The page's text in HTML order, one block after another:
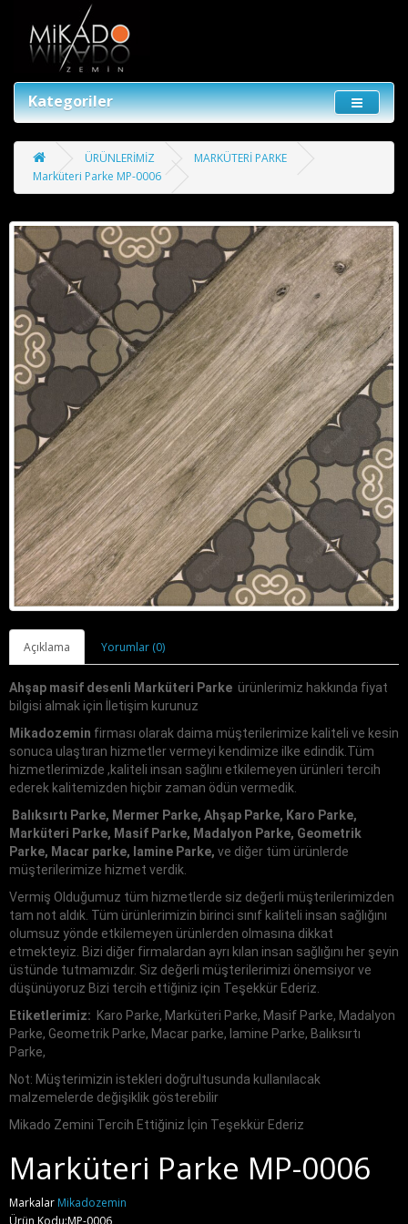
Kategoriler
ÜRÜNLERİMİZ
MARKÜTERİ PARKE
Marküteri Parke MP-0006
Açıklama Yorumlar (0)
Ahşap masif desenli Marküteri Parke ürünlerimiz hakkında fiyat
bilgisi almak için İletişim kurunuz
Mikadozemin firması olarak daima müşterilerimize kaliteli ve kesin
sonuca ulaştıran hizmetler vermeyi kendimize ilke edindik.Tüm
hizmetlerimizde ,kaliteli insan sağlını etkilemeyen ürünleri tercih
ederek kalitemizden hiçbir zaman ödün vermedik.
Balıksırtı Parke, Mermer Parke, Ahşap Parke, Karo Parke,
Marküteri Parke, Masif Parke, Madalyon Parke, Geometrik
Parke, Macar parke, lamine Parke, ve diğer tüm ürünlerde
müşterilerimize hizmet verdik.
Vermiş Olduğumuz tüm hizmetlerde siz değerli müşterilerimizden
tam not aldık. Tüm ürünlerimizin birinci sınıf kaliteli insan sağlığını
olumsuz yönde etkilemeyen ürünlerden olmasına dikkat
etmekteyiz. Bizi diğer firmalardan ayrı kılan insan sağlığını her şeyin
üstünde tutmamızdır. Siz değerli müşterilerimizi önemsiyor ve
düşünüyoruz Bizi tercih ettiğiniz için Teşekkür Ederiz.
Etiketlerimiz: Karo Parke, Marküteri Parke, Masif Parke, Madalyon
Parke, Geometrik Parke, Macar parke, lamine Parke, Balıksırtı
Parke,
Not: Müşterimizin istekleri doğrultusunda kullanılacak
malzemelerde değişiklik gösterebilir
Mikado Zemini Tercih Ettiğiniz İçin Teşekkür Ederiz
Marküteri Parke MP-0006
Markalar Mikadozemin
Ürün Kodu:MP-0006